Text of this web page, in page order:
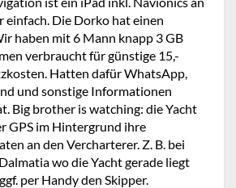
einfach. Die Dorko hat einen
haben mit 6 Mann knapp 3 GB
verbraucht für günstige 15,-
Hatten dafür WhatsApp,
und sonstige Informationen
Big brother is watching: die Yacht
GPS im Hintergrund ihre
an den Vercharterer. Z. B. bei
wo die Yacht gerade liegt
per Handy den Skipper.